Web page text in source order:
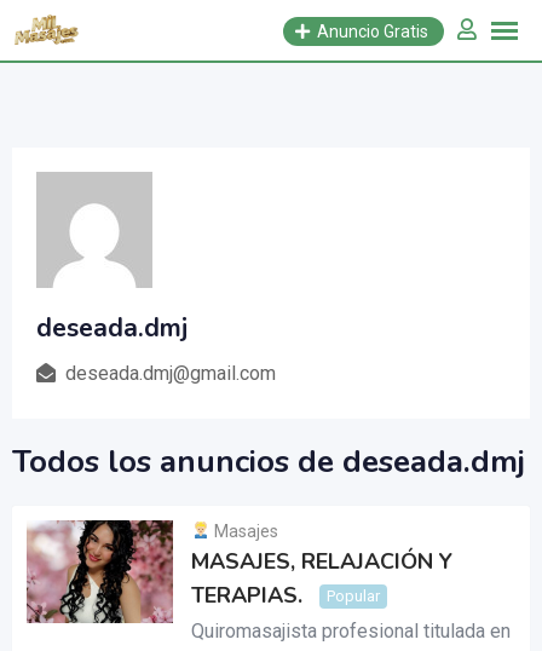
Saltar
Anuncio Gratis
deseada.dmj
deseada.dmj@gmail.com
Todos los anuncios de deseada.dmj
Masajes
MASAJES, RELAJACIÓN Y
TERAPIAS.
Popular
Quiromasajista profesional titulada en